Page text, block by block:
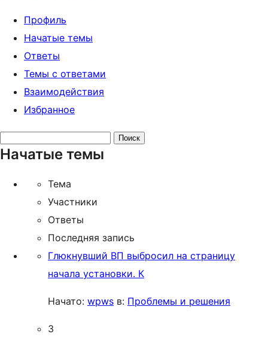
Профиль
Начатые темы
Ответы
Темы с ответами
Взаимодействия
Избранное
тем:
Начатые темы
Тема
Участники
Ответы
Последняя запись
Глюкнувший ВП выбросил на страницу
начала установки. К
Начато: wpws в: Проблемы и решения
3